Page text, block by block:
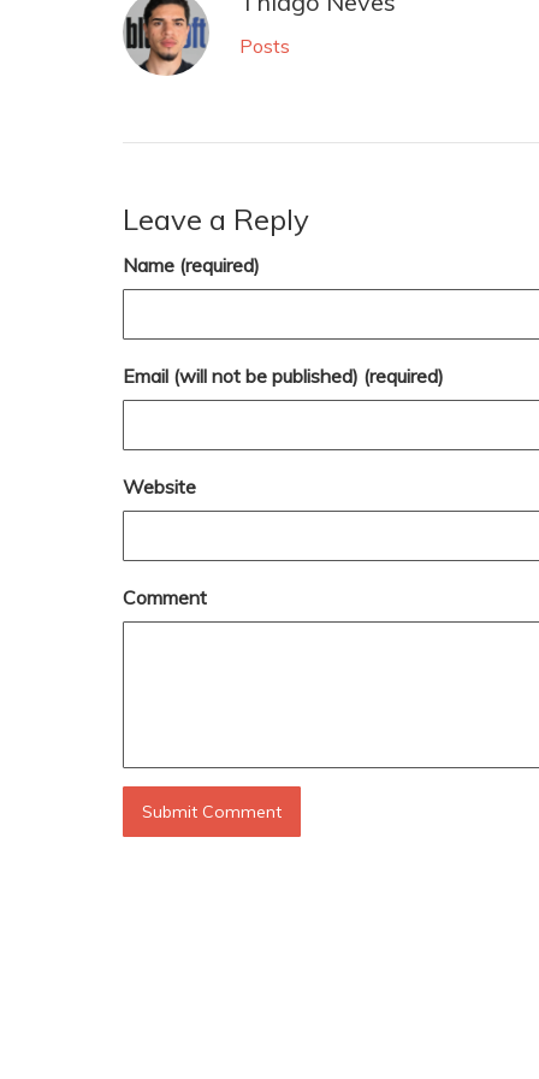
Posts
Leave a Reply
Name (required)
Email (will not be published) (required)
Website
Comment